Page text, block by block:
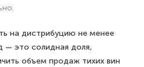
на дистрибуцию не менее
— это солидная доля,
объем продаж тихих вин